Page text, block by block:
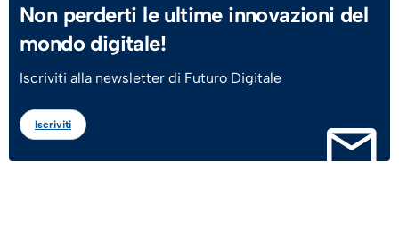
Non perderti le ultime innovazioni del
mondo digitale!
Iscriviti alla newsletter di Futuro Digitale
Iscriviti